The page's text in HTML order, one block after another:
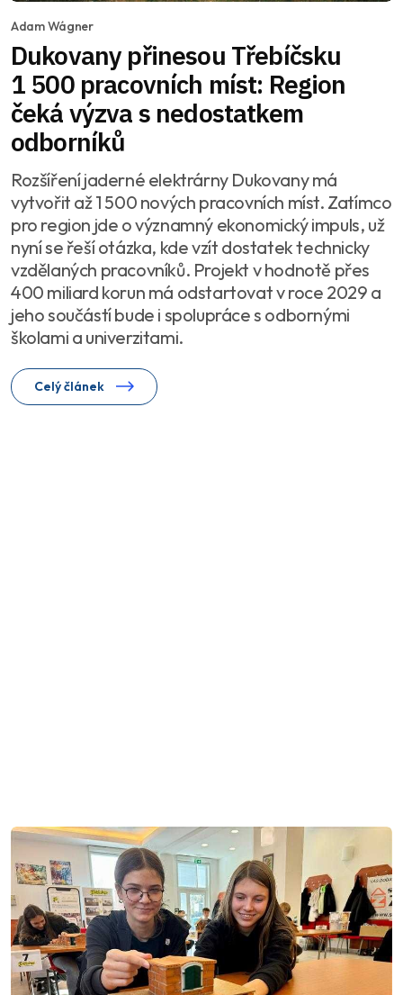
Adam Wágner
Dukovany přinesou Třebíčsku
1 500 pracovních míst: Region
čeká výzva s nedostatkem
odborníků
Rozšíření jaderné elektrárny Dukovany má
vytvořit až 1 500 nových pracovních míst. Zatímco
pro region jde o významný ekonomický impuls, už
nyní se řeší otázka, kde vzít dostatek technicky
vzdělaných pracovníků. Projekt v hodnotě přes
400 miliard korun má odstartovat v roce 2029 a
jeho součástí bude i spolupráce s odbornými
školami a univerzitami.
Celý článek